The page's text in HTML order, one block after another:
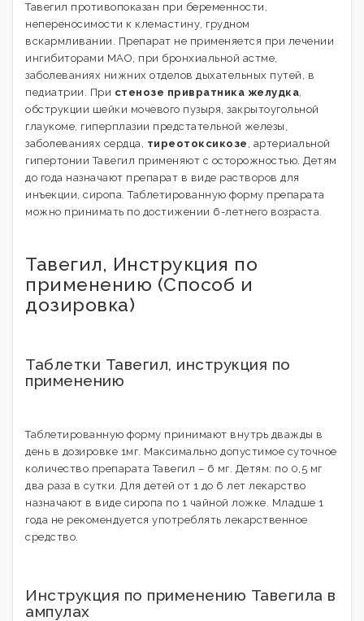
Тавегил противопоказан при беременности,
непереносимости к клемастину, грудном
вскармливании. Препарат не применяется при лечении
ингибиторами МАО, при бронхиальной астме,
заболеваниях нижних отделов дыхательных путей, в
педиатрии. При стенозе привратника желудка
обструкции шейки мочевого пузыря, закрытоугольной
глаукоме, гиперплазии предстательной железы,
заболеваниях сердца, тиреотоксикозе , артериальной
гипертонии Тавегил применяют с осторожностью. Детям
до года назначают препарат в виде растворов для
инъекции, сиропа. Таблетированную форму препарата
можно принимать по достижении 6-летнего возраста.
Тавегил, Инструкция по
применению (Способ и
дозировка)
Таблетки Тавегил, инструкция по
применению
Таблетированную форму принимают внутрь дважды в
день в дозировке 1мг. Максимально допустимое суточное
количество препарата Тавегил – 6 мг. Детям: по 0,5 мг
два раза в сутки. Для детей от 1 до 6 лет лекарство
назначают в виде сиропа по 1 чайной ложке. Младше 1
года не рекомендуется употреблять лекарственное
средство.
Инструкция по применению Тавегила в
ампулах